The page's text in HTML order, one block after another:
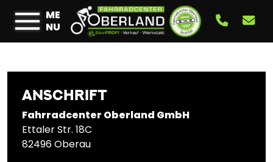
ME
NU
ANSCHRIFT
Fahrradcenter Oberland GmbH
Ettaler Str. 18C
82496 Oberau